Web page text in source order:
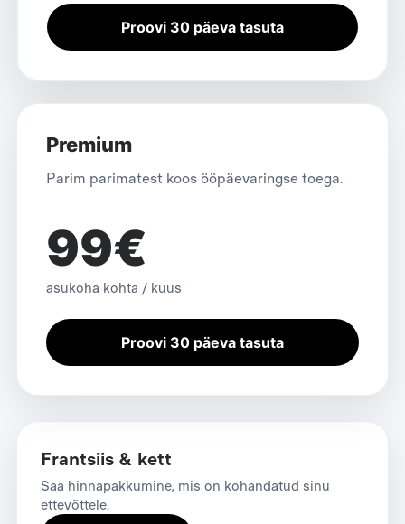
Proovi 30 päeva tasuta
Premium
Parim parimatest koos ööpäevaringse toega.
99€
asukoha kohta / kuus
Proovi 30 päeva tasuta
Frantsiis & kett
Saa hinnapakkumine, mis on kohandatud sinu
ettevõttele.